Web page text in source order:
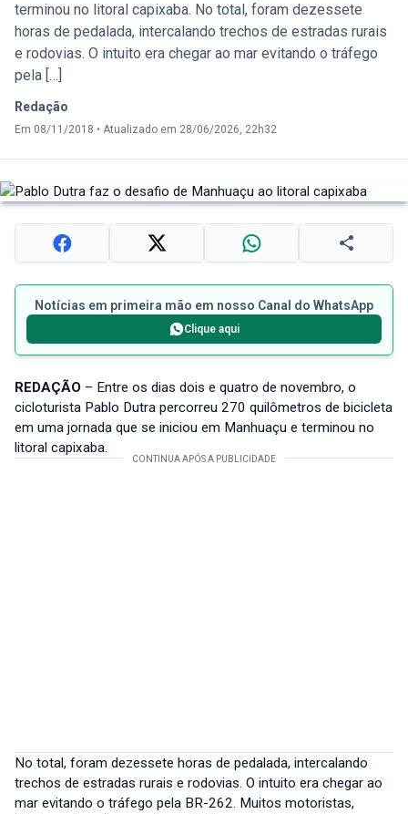
terminou no litoral capixaba. No total, foram dezessete
horas de pedalada, intercalando trechos de estradas rurais
e rodovias. O intuito era chegar ao mar evitando o tráfego
pela […]
Redação
Em 08/11/2018 • Atualizado em 28/06/2026, 22h32
Notícias em primeira mão em nosso Canal do WhatsApp
Clique aqui
REDAÇÃO – Entre os dias dois e quatro de novembro, o
cicloturista Pablo Dutra percorreu 270 quilômetros de bicicleta
em uma jornada que se iniciou em Manhuaçu e terminou no
litoral capixaba.
No total, foram dezessete horas de pedalada, intercalando
trechos de estradas rurais e rodovias. O intuito era chegar ao
mar evitando o tráfego pela BR-262. Muitos motoristas,